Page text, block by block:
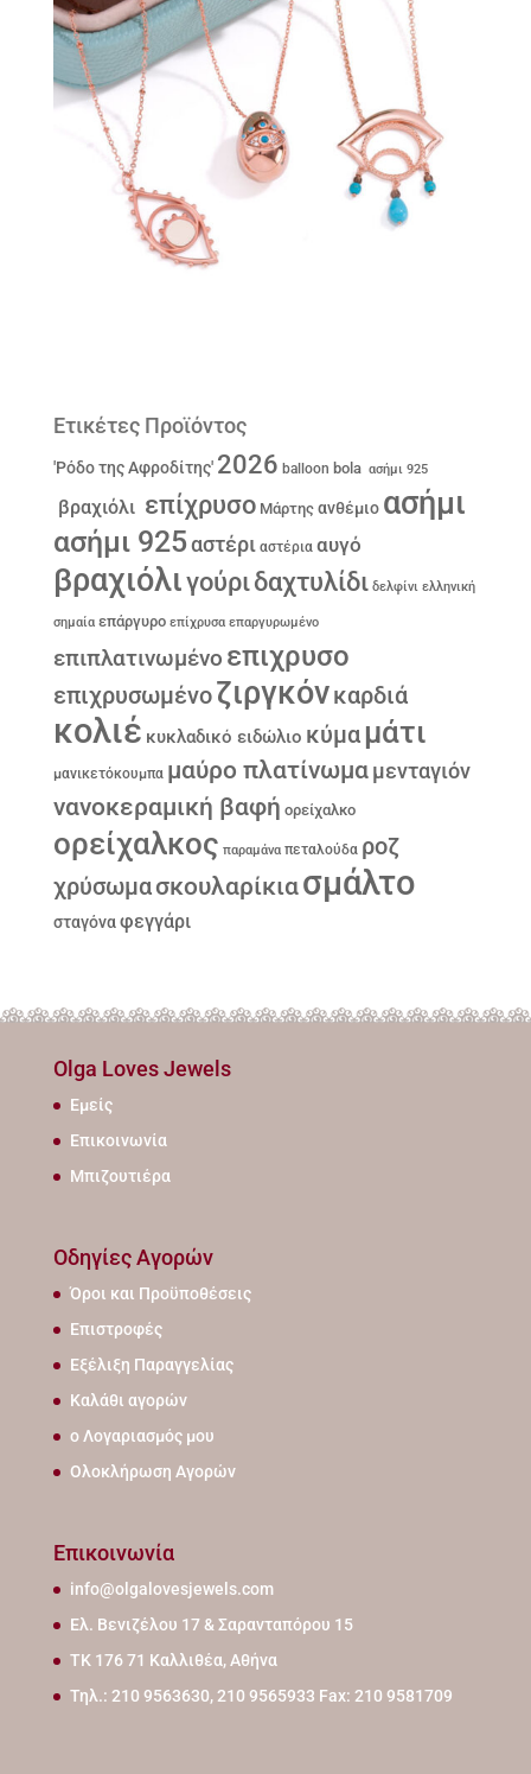
Ετικέτες Προϊόντος
'Ρόδο της Αφροδίτης' 2026 balloon bola ασήμι 925
βραχιόλι επίχρυσο Μάρτης ανθέμιο ασήμι
ασήμι 925αστέρι αστέρια αυγό
βραχιόλιγούριδαχτυλίδι δελφίνι ελληνική
σημαία επάργυρο επίχρυσα επαργυρωμένο
επιπλατινωμένο επιχρυσο
επιχρυσωμένοζιργκόνκαρδιά
κολιέ κυκλαδικό ειδώλιο κύμα μάτι
μανικετόκουμπα μαύρο πλατίνωμα μενταγιόν
νανοκεραμική βαφή ορείχαλκο
ορείχαλκος παραμάνα πεταλούδα ροζ
χρύσωμασκουλαρίκιασμάλτο
σταγόνα φεγγάρι
Olga Loves Jewels
Εμείς
Επικοινωνία
Μπιζουτιέρα
Οδηγίες Αγορών
Όροι και Προϋποθέσεις
Επιστροφές
Εξέλιξη Παραγγελίας
Καλάθι αγορών
ο Λογαριασμός μου
Ολοκλήρωση Αγορών
Επικοινωνία
info@olgalovesjewels.com
Ελ. Βενιζέλου 17 & Σαρανταπόρου 15
ΤΚ 176 71 Καλλιθέα, Αθήνα
Τηλ.: 210 9563630, 210 9565933 Fax: 210 9581709